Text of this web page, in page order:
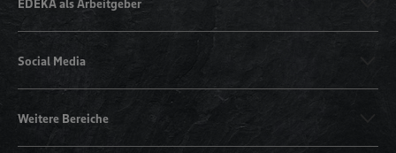
EDEKA als Arbeitgeber
Social Media
Weitere Bereiche